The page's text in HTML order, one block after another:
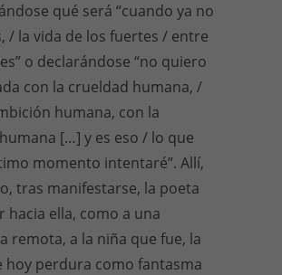
qué será “cuando ya no
/ la vida de los fuertes / entre
o declarándose “no quiero
con la crueldad humana, /
humana, con la
[…] y es eso / lo que
momento intentaré”. Allí,
tras manifestarse, la poeta
hacia ella, como a una
remota, a la niña que fue, la
hoy perdura como fantasma